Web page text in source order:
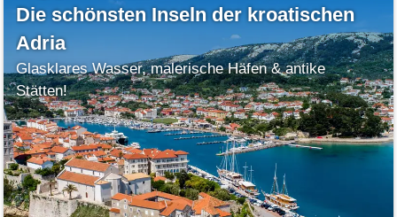
Die schönsten Inseln der kroatischen
Adria
Glasklares Wasser, malerische Häfen & antike
Stätten!